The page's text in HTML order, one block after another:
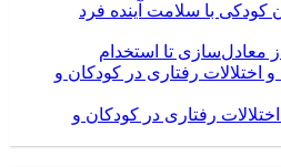
با سلامت آینده فرد
معادل‌سازی تا استخدام
رفتاری در کودکان و